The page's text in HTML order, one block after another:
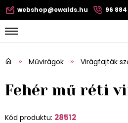
webshop@ewalds.hu 96 884
Művirágok Virágfajták
Fehér mű réti
Kód produktu: 28512